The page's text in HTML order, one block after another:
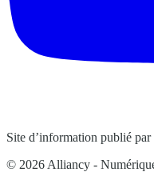
Site d’information publié
© 2026 Alliancy -